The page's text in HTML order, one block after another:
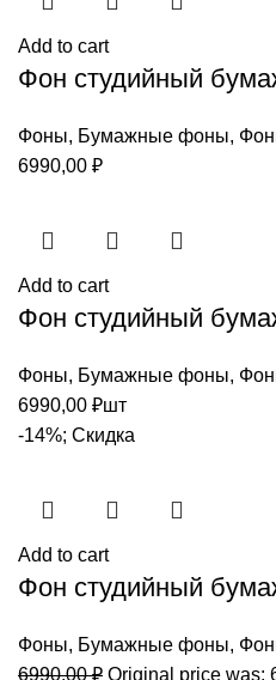
Add to cart
Фон студийный
Фоны, Бумажные фоны,
6990,00 ₽
Add to cart
Фон студийный
Фоны, Бумажные фоны,
6990,00 ₽шт
-14%; Скидка
Add to cart
Фон студийный
Фоны, Бумажные фоны,
6990,00₽ Original price was: